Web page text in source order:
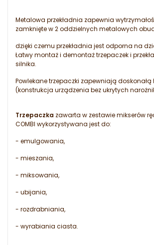
Metalowa przekładnia zapewnia
zamknięte w 2 oddzielnych metalowych
dzięki czemu przekładnia jest odporna na
Łatwy montaż i demontaż trzepaczek i
silnika.
Powlekane trzepaczki zapewniają doskonałą
(konstrukcja urządzenia bez ukrytych
Trzepaczka zawarta w zestawie mikserów
COMBI wykorzystywana jest do:
- emulgowania,
- mieszania,
- miksowania,
- ubijania,
- rozdrabniania,
- wyrabiania ciasta.